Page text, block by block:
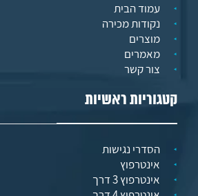
עמוד הבית
נקודות מכירה
מוצרים
מאמרים
צור קשר
קטגוריות ראשיות
הסדרי נגישות
אינטרפוץ
אינטרפוץ 3 דרך